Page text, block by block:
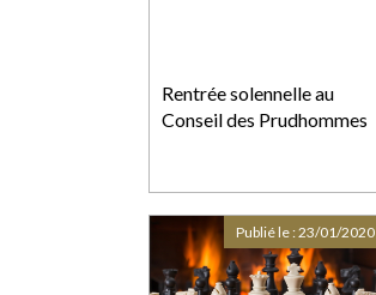
Rentrée solennelle au
Conseil des Prudhommes
Publié le :23/01/2020